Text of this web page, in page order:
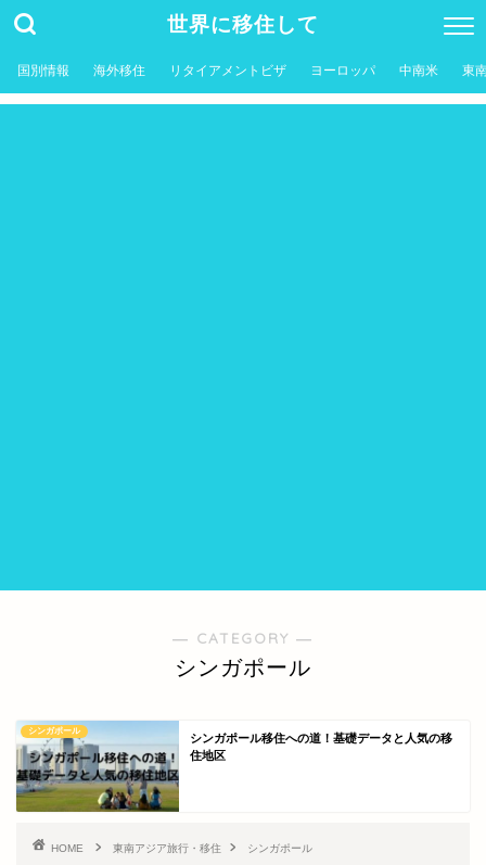
世界に移住して
国別情報 海外移住 リタイアメントビザ ヨーロッパ 中南米 東
― CATEGORY ―
シンガポール
シンガポール
シンガポール移住への道！基礎データと人気の移
住地区
HOME 東南アジア旅行・移住 シンガポール